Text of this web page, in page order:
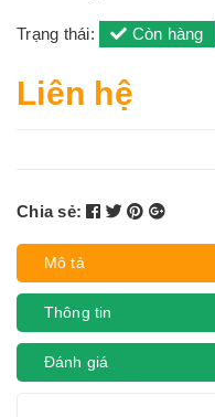
Trạng thái: Còn hàng
Liên hệ
Chia sẻ:
Mô tả
Thông tin
Đánh giá